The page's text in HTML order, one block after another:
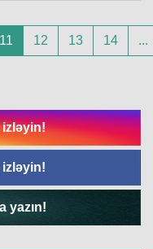
11 12 13 14 ...
izləyin!
izləyin!
yazın!